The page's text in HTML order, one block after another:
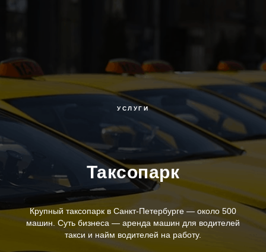
УСЛУГИ
Таксопарк
Крупный таксопарк в Санкт-Петербурге — около 500
машин. Суть бизнеса — аренда машин для водителей
такси и найм водителей на работу.